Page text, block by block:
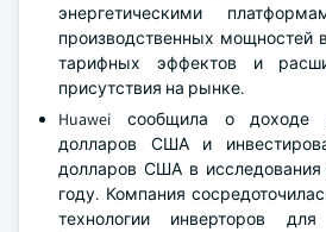
энергетическими
производственных
тарифных эффектов и
присутствия на рынке.
Huawei сообщила о доходе
долларов США и
долларов США в исследования
году. Компания
технологии инверторов